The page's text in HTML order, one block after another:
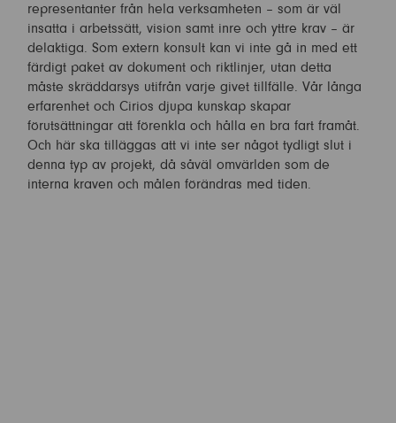
representanter från hela verksamheten – som är väl
insatta i arbetssätt, vision samt inre och yttre krav – är
delaktiga. Som extern konsult kan vi inte gå in med ett
färdigt paket av dokument och riktlinjer, utan detta
måste skräddarsys utifrån varje givet tillfälle. Vår långa
erfarenhet och Cirios djupa kunskap skapar
förutsättningar att förenkla och hålla en bra fart framåt.
Och här ska tilläggas att vi inte ser något tydligt slut i
denna typ av projekt, då såväl omvärlden som de
interna kraven och målen förändras med tiden.